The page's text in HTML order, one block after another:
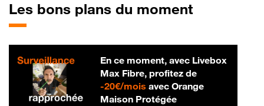
Les bons plans du moment
En ce moment, avec Livebox
Max Fibre, profitez de
-20€/mois20 € par mois
avec Orange
Maison Protégée